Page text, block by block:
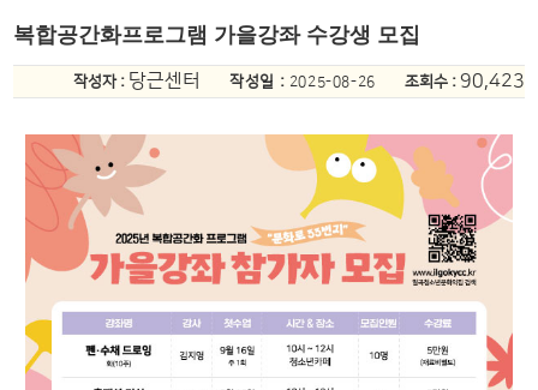
복합공간화프로그램 가을강좌 수강생 모집
작성자 : 당근센터 작성일 : 2025-08-26 조회수 : 90,423